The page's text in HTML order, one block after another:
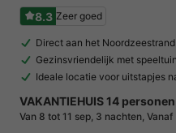
8.3 Zeer goed
Direct aan het Noordzeestrand
Gezinsvriendelijk met
Ideale locatie voor uitstapjes
VAKANTIEHUIS 14 personen
Van 8 tot 11 sep, 3 nachten, Vanaf